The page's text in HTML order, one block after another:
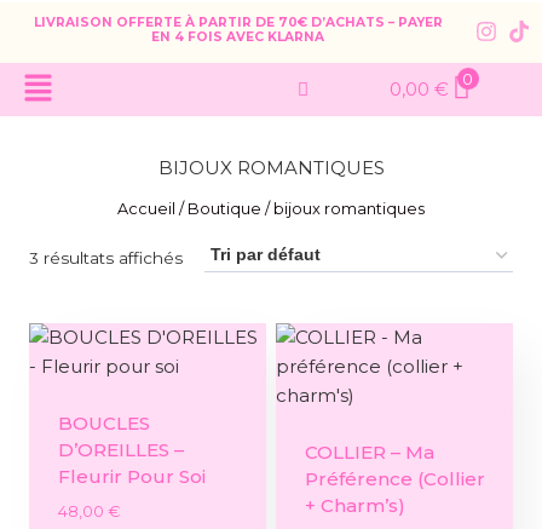
LIVRAISON OFFERTE À PARTIR DE 70€ D’ACHATS – PAYER
EN 4 FOIS AVEC KLARNA
0,00 € 0
BIJOUX ROMANTIQUES
Accueil / Boutique / bijoux romantiques
3 résultats affichés
BOUCLES
D’OREILLES –
Fleurir Pour Soi
48,00 €
COLLIER – Ma
Préférence (collier
+ Charm’s)